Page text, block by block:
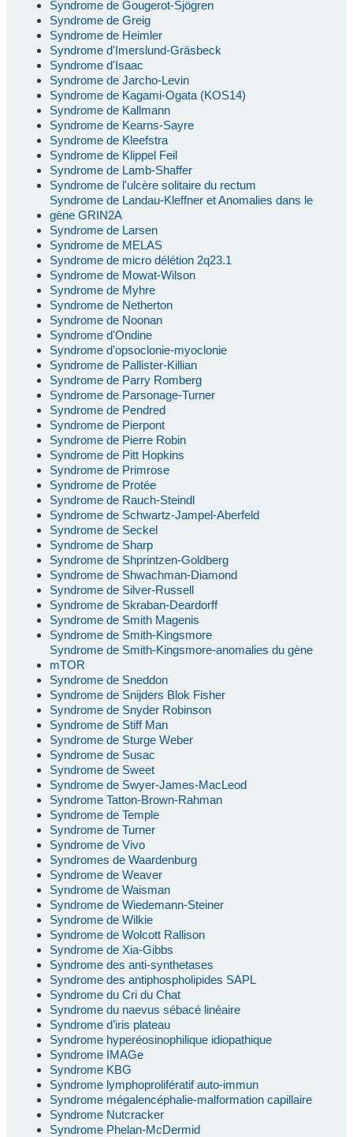
Syndrome de Gougerot-Sjögren
Syndrome de Greig
Syndrome de Heimler
Syndrome d'Imerslund-Gräsbeck
Syndrome d'Isaac
Syndrome de Jarcho-Levin
Syndrome de Kagami-Ogata (KOS14)
Syndrome de Kallmann
Syndrome de Kearns-Sayre
Syndrome de Kleefstra
Syndrome de Klippel Feil
Syndrome de Lamb-Shaffer
Syndrome de l'ulcère solitaire du rectum
Syndrome de Landau-Kleffner et Anomalies dans le
gène GRIN2A
Syndrome de Larsen
Syndrome de MELAS
Syndrome de micro délétion 2q23.1
Syndrome de Mowat-Wilson
Syndrome de Myhre
Syndrome de Netherton
Syndrome de Noonan
Syndrome d'Ondine
Syndrome d'opsoclonie-myoclonie
Syndrome de Pallister-Killian
Syndrome de Parry Romberg
Syndrome de Parsonage-Turner
Syndrome de Pendred
Syndrome de Pierpont
Syndrome de Pierre Robin
Syndrome de Pitt Hopkins
Syndrome de Primrose
Syndrome de Protée
Syndrome de Rauch-Steindl
Syndrome de Schwartz-Jampel-Aberfeld
Syndrome de Seckel
Syndrome de Sharp
Syndrome de Shprintzen-Goldberg
Syndrome de Shwachman-Diamond
Syndrome de Silver-Russell
Syndrome de Skraban-Deardorff
Syndrome de Smith Magenis
Syndrome de Smith-Kingsmore
Syndrome de Smith-Kingsmore-anomalies du gène
mTOR
Syndrome de Sneddon
Syndrome de Snijders Blok Fisher
Syndrome de Snyder Robinson
Syndrome de Stiff Man
Syndrome de Sturge Weber
Syndrome de Susac
Syndrome de Sweet
Syndrome de Swyer-James-MacLeod
Syndrome Tatton-Brown-Rahman
Syndrome de Temple
Syndrome de Turner
Syndrome de Vivo
Syndromes de Waardenburg
Syndrome de Weaver
Syndrome de Waisman
Syndrome de Wiedemann-Steiner
Syndrome de Wilkie
Syndrome de Wolcott Rallison
Syndrome de Xia-Gibbs
Syndrome des anti-synthetases
Syndrome des antiphospholipides SAPL
Syndrome du Cri du Chat
Syndrome du naevus sébacé linéaire
Syndrome d’iris plateau
Syndrome hyperéosinophilique idiopathique
Syndrome IMAGe
Syndrome KBG
Syndrome lymphoprolifératif auto-immun
Syndrome mégalencéphalie-malformation capillaire
Syndrome Nutcracker
Syndrome Phelan-McDermid